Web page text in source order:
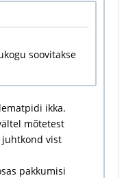
soovitakse
ikka.
mõtetest
juhtkond vist
pakkumisi